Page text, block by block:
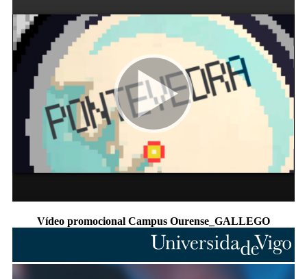
Vídeo promocional Campus Ourense_GALLEGO